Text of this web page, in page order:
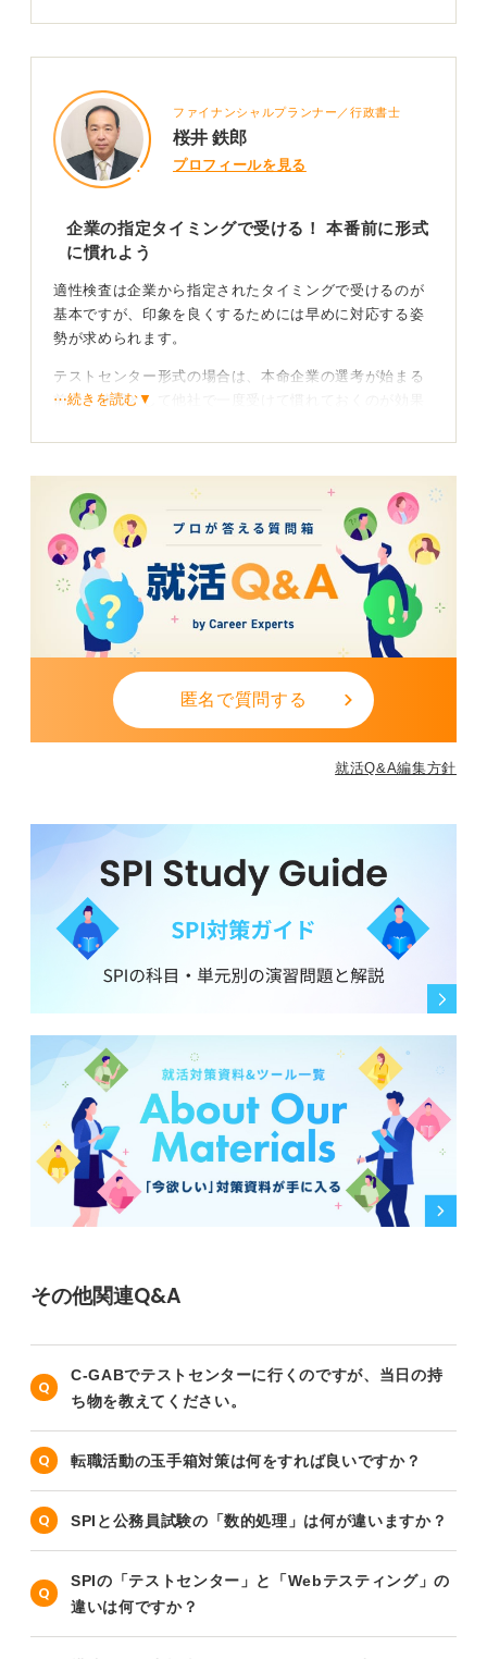
また、練習で受けた結果は企業間で共有されないため、
安心して取り組みましょう。
大事なのは本番に向けて場数を踏んでおくことです。完
璧を目指す必要はありません。
適性検査は一度慣れれば必ず安定します。不安なのは自
然なので、早めに小さく一歩を踏み出すことで、本命企
業でも落ち着いて力を出しましょう。
0
ファイナンシャルプランナー／行政書士
桜井 鉄郎
プロフィールを見る
企業の指定タイミングで受ける！ 本番前に形式
に慣れよう
適性検査は企業から指定されたタイミングで受けるのが
基本ですが、印象を良くするためには早めに対応する姿
勢が求められます。
テストセンター形式の場合は、本命企業の選考が始まる
前に、練習として他社で一度受けて慣れておくのが効果
企業に良い印象を残す受験タイミングを知っておこ
適性検査を受けるタイミングの考え方は以下の通りで
す。
・企業指定が最優先
ES提出と同時、一次面接前、最終面接後など企業ごとに
異なります。必ず指示通りに受験することが前提です。
・早めの受験が好印象
締切ギリギリよりも余裕を持って受験すると「計画性が
ある」「誠実に対応している」と評価されやすい傾向に
多くの企業は適性検査を足切りや面接前の参考資料とし
て使うため、一次面接前に受けるケースでは特に結果が
重要です。
テストセンター受験は大学3年生後半に済ませると後
の選考に効果的
本命企業の選考が始まる前に、志望度が低めの企業で一
度受けておくと操作や雰囲気に慣れ、本番で落ち着いて
臨めます。
時期は、大学3年の冬〜春（12月〜3月頃）がおすすめで
す。この頃に練習受験を済ませておくと、春以降の本命
企業の選考にスムーズに対応できますよ。
⋯続きを読む▼
匿名で質問する
就活Q&A編集方針
その他関連Q&A
C-GABでテストセンターに行くのですが、当日の持
ち物を教えてください。
転職活動の玉手箱対策は何をすれば良いですか？
SPIと公務員試験の「数的処理」は何が違いますか？
SPIの「テストセンター」と「Webテスティング」の
違いは何ですか？